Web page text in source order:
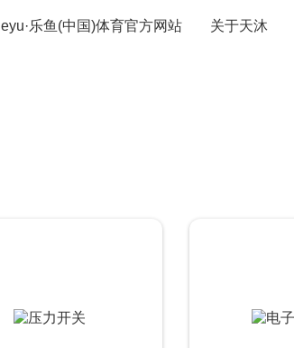
leyu·乐鱼(中国)体育官方网站 关于天沐